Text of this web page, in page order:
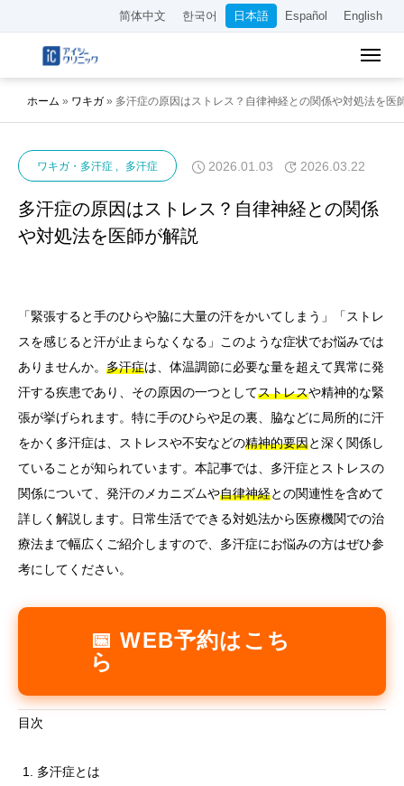
简体中文 한국어 日本語 Español English
ホーム » ワキガ » 多汗症の原因はストレス？自律神経との関係や対処法を医
ワキガ・多汗症 多汗症 2026.01.03 2026.03.22
多汗症の原因はストレス？自律神経との関係
や対処法を医師が解説
「緊張すると手のひらや脇に大量の汗をかいてしまう」「ストレ
スを感じると汗が止まらなくなる」このような症状でお悩みでは
ありませんか。 多汗症は、体温調節に必要な量を超えて異常に発
汗する疾患であり、その原因の一つとしてストレスや精神的な緊
張が挙げられます。特に手のひらや足の裏、脇などに局所的に汗
をかく多汗症は、ストレスや不安などの精神的要因と深く関係し
ていることが知られています。本記事では、多汗症とストレスの
関係について、発汗のメカニズムや自律神経との関連性を含めて
詳しく解説します。日常生活でできる対処法から医療機関での治
療法まで幅広くご紹介しますので、多汗症にお悩みの方はぜひ参
考にしてください。
📅 WEB予約はこち
ら
目次
多汗症とは